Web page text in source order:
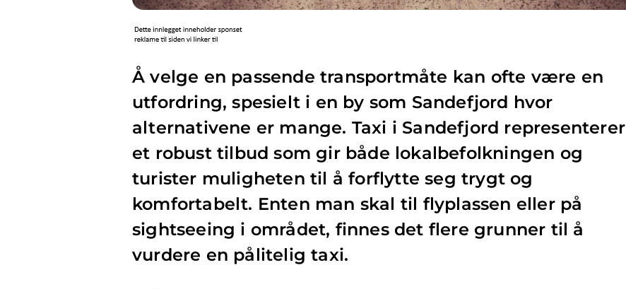
Å velge en passende transportmåte kan ofte være en
utfordring, spesielt i en by som Sandefjord hvor
alternativene er mange. Taxi i Sandefjord representerer
et robust tilbud som gir både lokalbefolkningen og
turister muligheten til å forflytte seg trygt og
komfortabelt. Enten man skal til flyplassen eller på
sightseeing i området, finnes det flere grunner til å
vurdere en pålitelig taxi.